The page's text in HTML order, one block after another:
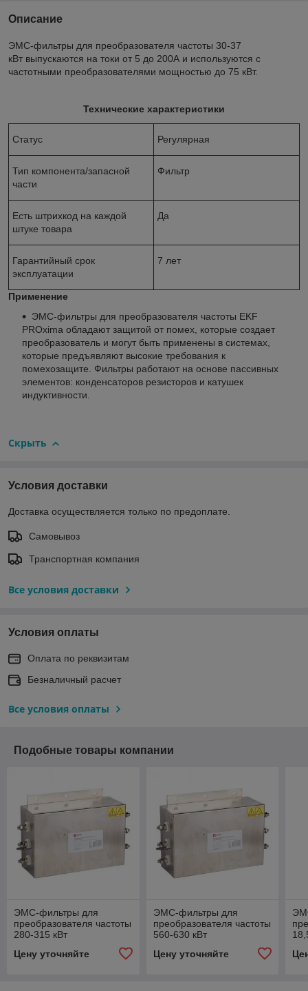
Описание
ЭМС-фильтры для преобразователя частоты 30-37
кВт выпускаются на токи от 5 до 200А и используются с
частотными преобразователями мощностью до 75 кВт.
Технические характеристики
Статус Регулярная
Тип компонента/запасной
части
Фильтр
Есть штрихкод на каждой
штуке товара
Да
Гарантийный срок
эксплуатации
7 лет
Применение
ЭМС-фильтры для преобразователя частоты EKF
PROxima обладают защитой от помех, которые создает
преобразователь и могут быть применены в системах,
которые предъявляют высокие требования к
помехозащите. Фильтры работают на основе пассивных
элементов: конденсаторов резисторов и катушек
индуктивности.
Скрыть
Условия доставки
Доставка осуществляется только по предоплате.
Самовывоз
Транспортная компания
Все условия доставки
Условия оплаты
Оплата по реквизитам
Безналичный расчет
Все условия оплаты
Подобные товары компании
ЭМС-фильтры для
преобразователя частоты
280-315 кВт
Цену уточняйте
ЭМС-фильтры для
преобразователя частоты
560-630 кВт
Цену уточняйте